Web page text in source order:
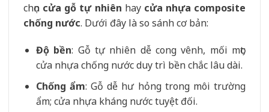
chọn cửa gỗ tự nhiên hay cửa nhựa composite
chống nước. Dưới đây là so sánh cơ bản:
Độ bền: Gỗ tự nhiên dễ cong vênh, mối mọt;
cửa nhựa chống nước duy trì bền chắc lâu dài.
Chống ẩm: Gỗ dễ hư hỏng trong môi trường
ẩm; cửa nhựa kháng nước tuyệt đối.